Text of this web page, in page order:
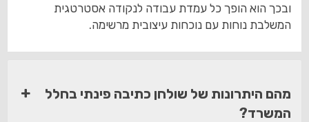
ובכך הוא הופך כל עמדת עבודה לנקודה אסטרטגית
המשלבת נוחות עם נוכחות עיצובית מרשימה.
מהם היתרונות של שולחן כתיבה פינתי בחלל
המשרד?